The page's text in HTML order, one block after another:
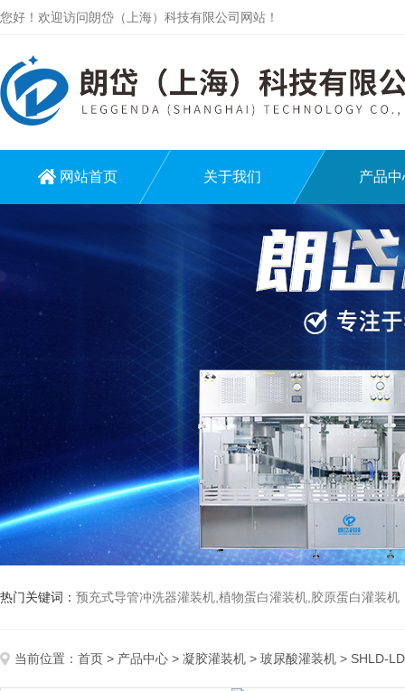
您好！欢迎访问朗岱（上海）科技有限公司网站！
网站首页 关于我们 产品中
热门关键词： 预充式导管冲洗器灌装机,植物蛋白灌装机,胶原蛋白灌装机
当前位置： 首页 > 产品中心 > 凝胶灌装机 > 玻尿酸灌装机 > SHLD-